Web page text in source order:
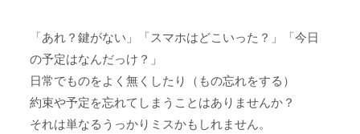
「あれ？鍵がない」「スマホはどこいった？」「今日
の予定はなんだっけ？」
日常でものをよく無くしたり（もの忘れをする）
約束や予定を忘れてしまうことはありませんか？
それは単なるうっかりミスかもしれません。